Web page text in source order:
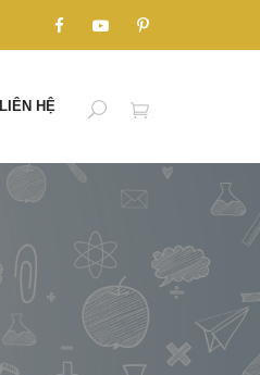
LIÊN HỆ